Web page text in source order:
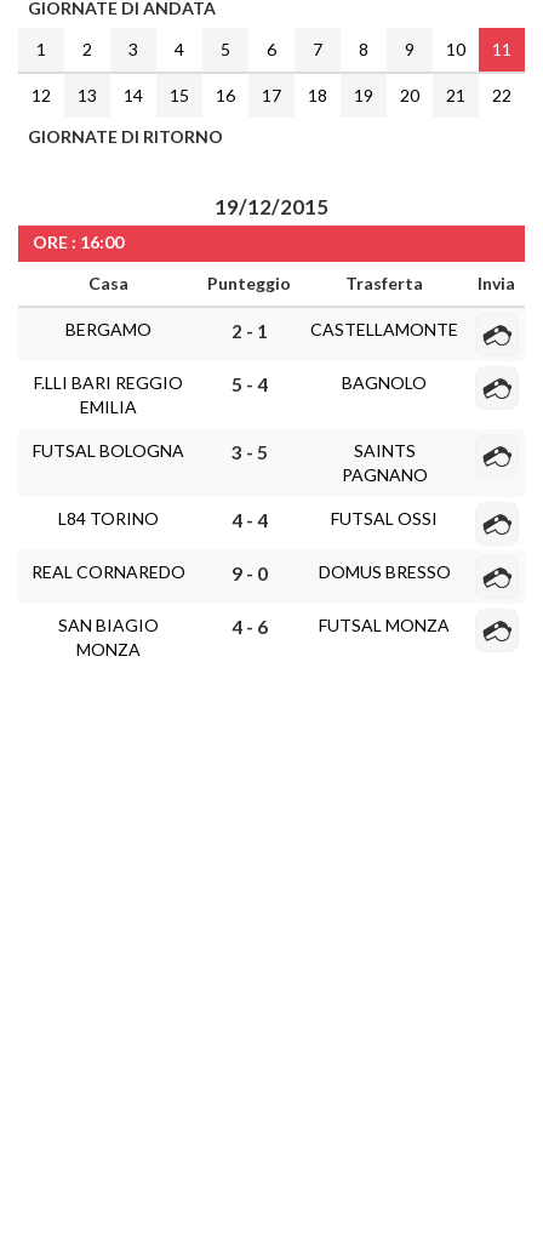
GIORNATE DI ANDATA
1
2 3 4 5 6 7 8 9 10 11
12 13 14 15 16 17 18 19 20 21
22
GIORNATE DI RITORNO
19/12/2015
ORE : 16:00
Casa
Punteggio Trasferta Invia
BERGAMO 2 - 1 CASTELLAMONTE
F.LLI BARI REGGIO
EMILIA
5 - 4 BAGNOLO
FUTSAL BOLOGNA 3 - 5
SAINTS
PAGNANO
L84 TORINO 4 - 4 FUTSAL OSSI
REAL CORNAREDO 9 - 0 DOMUS BRESSO
SAN BIAGIO
MONZA
4 - 6 FUTSAL MONZA